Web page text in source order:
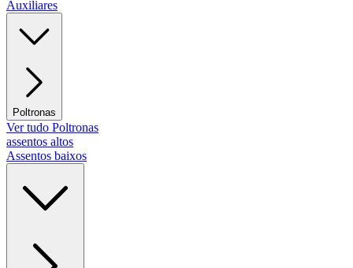
Auxiliares
Poltronas
Ver tudo Poltronas
assentos altos
Assentos baixos